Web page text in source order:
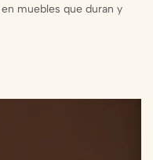
muebles que duran y